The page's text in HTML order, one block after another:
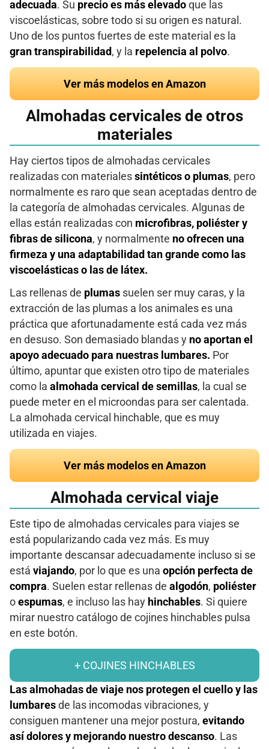
adecuada. Su precio es más elevado que las
viscoelásticas, sobre todo si su origen es natural.
Uno de los puntos fuertes de este material es la
gran transpirabilidad , y la repelencia al polvo.
Ver más modelos en Amazon
Almohadas cervicales de otros
materiales
Hay ciertos tipos de almohadas cervicales
realizadas con materiales sintéticos o plumas, pero
normalmente es raro que sean aceptadas dentro de
la categoría de almohadas cervicales. Algunas de
ellas están realizadas con microfibras, poliéster y
fibras de silicona, y normalmente no ofrecen una
firmeza y una adaptabilidad tan grande como las
viscoelásticas o las de látex.
Las rellenas de plumas suelen ser muy caras, y la
extracción de las plumas a los animales es una
práctica que afortunadamente está cada vez más
en desuso. Son demasiado blandas y no aportan el
apoyo adecuado para nuestras lumbares. Por
último, apuntar que existen otro tipo de materiales
como la almohada cervical de semillas, la cual se
puede meter en el microondas para ser calentada.
La almohada cervical hinchable, que es muy
utilizada en viajes.
Ver más modelos en Amazon
Almohada cervical viaje
Este tipo de almohadas cervicales para viajes se
está popularizando cada vez más. Es muy
importante descansar adecuadamente incluso si se
está viajando, por lo que es una opción perfecta de
compra. Suelen estar rellenas de algodón, poliéster
o espumas, e incluso las hay hinchables. Si quiere
mirar nuestro catálogo de cojines hinchables pulsa
en este botón.
+ COJINES HINCHABLES
Las almohadas de viaje nos protegen el cuello y las
lumbares de las incomodas vibraciones, y
consiguen mantener una mejor postura, evitando
así dolores y mejorando nuestro descanso. Las